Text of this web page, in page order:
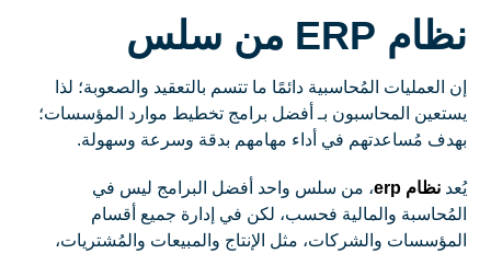
نظام ERP من سلس
إن العمليات المُحاسبية دائمًا ما تتسم بالتعقيد والصعوبة؛ لذا
يستعين المحاسبون بـ أفضل برامج تخطيط موارد المؤسسات؛
بهدف مُساعدتهم في أداء مهامهم بدقة وسرعة وسهولة.
يُعدنظام erp
، من سلس واحد أفضل البرامج ليس في
المُحاسبة والمالية فحسب، لكن في إدارة جميع أقسام
المؤسسات والشركات، مثل الإنتاج والمبيعات والمُشتريات،